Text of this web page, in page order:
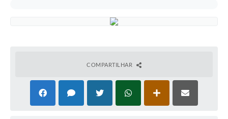
COMPARTILHAR